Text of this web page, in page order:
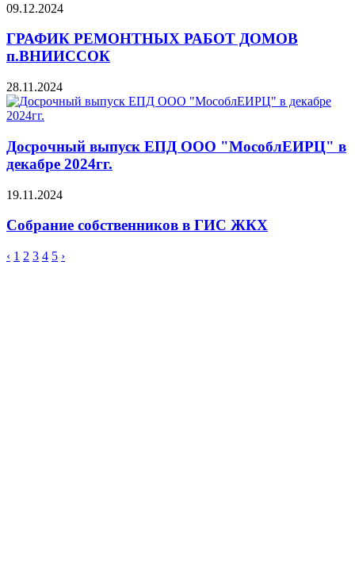
09.12.2024
ГРАФИК РЕМОНТНЫХ РАБОТ ДОМОВ
п.ВНИИССОК
28.11.2024
Досрочный выпуск ЕПД ООО "МособлЕИРЦ" в
декабре 2024гг.
19.11.2024
Собрание собственников в ГИС ЖКХ
‹ 1 2 3 4 5 ›